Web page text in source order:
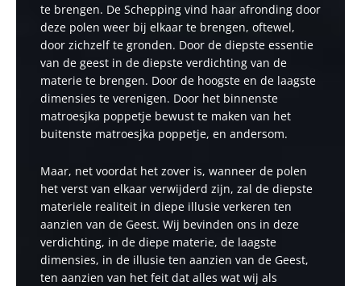
te brengen. De Schepping vind haar afronding door
deze polen weer bij elkaar te brengen, oftewel,
door zichzelf te gronden. Door de diepste essentie
van de geest in de diepste verdichting van de
materie te brengen. Door de hoogste en de laagste
dimensies te verenigen. Door het binnenste
matroesjka poppetje bewust te maken van het
buitenste matroesjka poppetje, en andersom.
Maar, net voordat het zover is, wanneer de polen
het verst van elkaar verwijderd zijn, zal de diepste
materiele realiteit in diepe illusie verkeren ten
aanzien van de Geest. Wij bevinden ons in deze
verdichting, in de diepe materie, de laagste
dimensies, in de illusie ten aanzien van de Geest,
ten aanzien van het feit dat alles wat wij als